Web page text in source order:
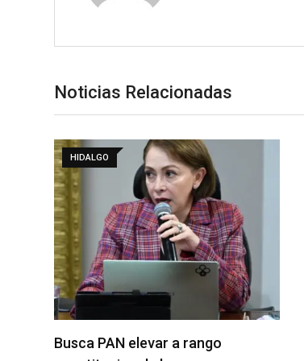
Noticias Relacionadas
HIDALGO
Busca PAN elevar a rango